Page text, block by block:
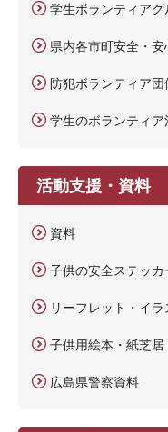
学生ボランティアグ
県内各市町安全・
防犯ボランティア団
学生のボランティア
活動支援・資料
資料
子供の安全ステッカ
リーフレット・イラ
子供用絵本・紙芝
広島県警察資料